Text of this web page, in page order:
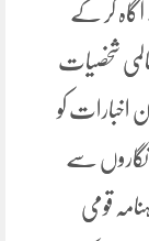
کر کے
شخصیات
اخبارات کو
نگاروں سے
قومی